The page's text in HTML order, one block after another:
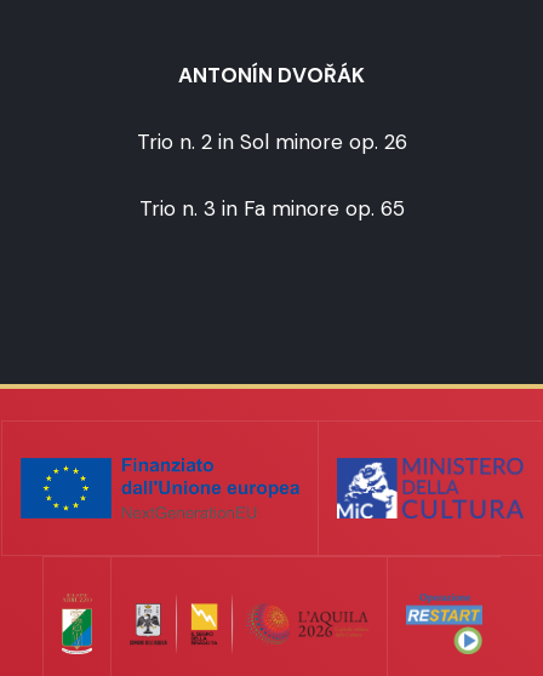
ANTONÍN DVOŘÁK
Trio n. 2 in Sol minore op. 26
Trio n. 3 in Fa minore op. 65